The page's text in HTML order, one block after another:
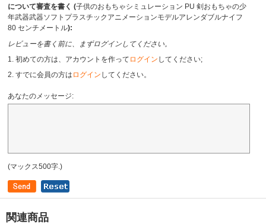
について審査を書く (子供のおもちゃシミュレーション PU 剣おもちゃの少
年武器武器ソフトプラスチックアニメーションモデルアレンダブルナイフ
80 センチメートル):
レビューを書く前に、まずログインしてください。
1. 初めての方は、アカウントを作って ログイン してください;
2. すでに会員の方は ログイン してください。
あなたのメッセージ:
(マックス500字.)
関連商品